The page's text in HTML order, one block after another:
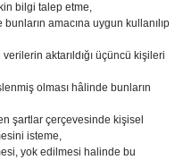
bilgi talep etme,
amacına uygun kullanılıp
aktarıldığı üçüncü kişileri
olması hâlinde bunların
şartlar çerçevesinde kişisel
isteme,
yok edilmesi halinde bu